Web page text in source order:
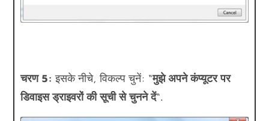
चरण 5: इसके नीचे, विकल्प चुनें: “मुझे अपने कंप्यूटर पर
डिवाइस ड्राइवरों की सूची से चुनने दें“.